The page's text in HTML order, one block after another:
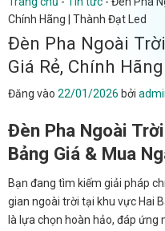
Chính Hãng | Thành Đạt Led
Đèn Pha Ngoài
Giá Rẻ, Chính
Đăng vào 22/01/2026 bởi
Đèn Pha Ngoài
Bảng Giá & Mua
Bạn đang tìm kiếm giải pháp
gian ngoài trời tại khu vực Hai
là lựa chọn hoàn hảo, đáp ứng